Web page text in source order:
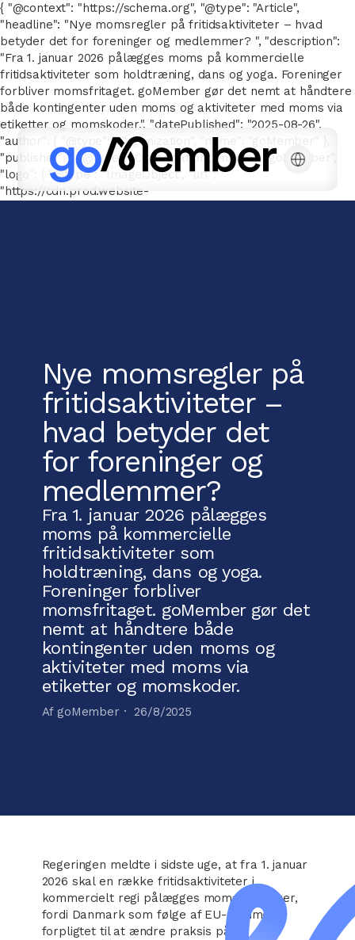
{ "@context": "https://schema.org", "@type": "Article",
"headline": "Nye momsregler på fritidsaktiviteter – hvad
betyder det for foreninger og medlemmer? ", "description":
"Fra 1. januar 2026 pålægges moms på kommercielle
fritidsaktiviteter som holdtræning, dans og yoga. Foreninger
forbliver momsfritaget. goMember gør det nemt at håndtere
både kontingenter uden moms og aktiviteter med moms via
etiketter og momskoder.", "datePublished": "2025-08-26",
"author": { "@type": "Organization", "name": "goMember" },
"publisher": { "@type": "Organization", "name": "goMember",
"logo": { "@type": "ImageObject", "url":
"https://cdn.prod.website-
Nye momsregler på
fritidsaktiviteter –
hvad betyder det
for foreninger og
medlemmer?
Fra 1. januar 2026 pålægges
moms på kommercielle
fritidsaktiviteter som
holdtræning, dans og yoga.
Foreninger forbliver
momsfritaget. goMember gør det
nemt at håndtere både
kontingenter uden moms og
aktiviteter med moms via
etiketter og momskoder.
Af goMember ·26/8/2025
Regeringen meldte i sidste uge, at fra 1. januar
2026 skal en række fritidsaktiviteter i
kommercielt regi pålægges moms. Det sker,
fordi Danmark som følge af EU-domme er
forpligtet til at ændre praksis på